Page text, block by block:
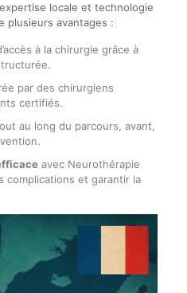
locale et technologie
plusieurs avantages :
à la chirurgie grâce à
par des chirurgiens
certifiés.
au long du parcours, avant,
avec Neurothérapie
complications et garantir la